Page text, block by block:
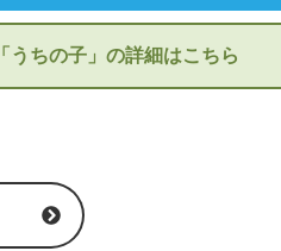
「うちの子」の詳細はこちら